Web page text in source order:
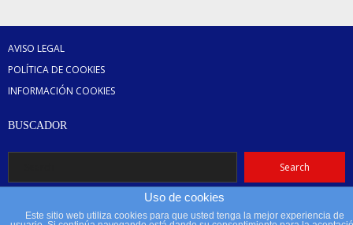
AVISO LEGAL
POLÍTICA DE COOKIES
INFORMACIÓN COOKIES
BUSCADOR
Uso de cookies
Este sitio web utiliza cookies para que usted tenga la mejor experiencia de